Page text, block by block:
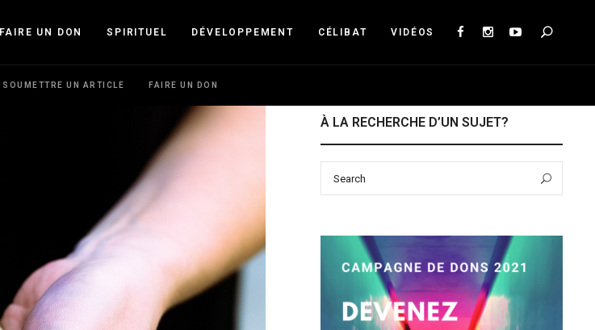
FAIRE UN DON SPIRITUEL DÉVELOPPEMENT CÉLIBAT VIDÉOS
SOUMETTRE UN ARTICLE FAIRE UN DON
À LA RECHERCHE D’UN SUJET?